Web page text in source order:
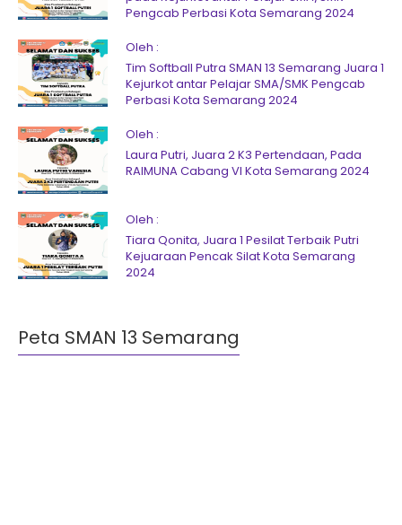
Pengcab Perbasi Kota Semarang 2024
Oleh :
Tim Softball Putra SMAN 13 Semarang Juara 1
Kejurkot antar Pelajar SMA/SMK Pengcab
Perbasi Kota Semarang 2024
Oleh :
Laura Putri, Juara 2 K3 Pertendaan, Pada
RAIMUNA Cabang VI Kota Semarang 2024
Oleh :
Tiara Qonita, Juara 1 Pesilat Terbaik Putri
Kejuaraan Pencak Silat Kota Semarang
2024
Peta SMAN 13 Semarang